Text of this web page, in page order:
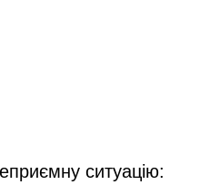
ситуацію: